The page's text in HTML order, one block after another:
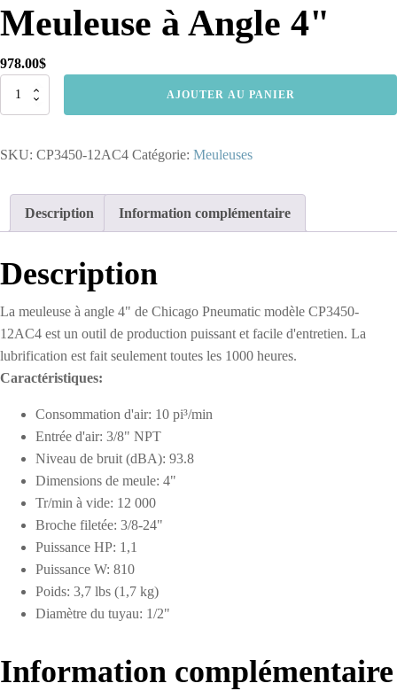
Meuleuse à Angle 4"
978.00$
quantité
-
AJOUTER AU PANIER
SKU: CP3450-12AC4 Catégorie: Meuleuses
Description Information complémentaire
Description
La meuleuse à angle 4" de Chicago Pneumatic modèle CP3450-
12AC4 est un outil de production puissant et facile d'entretien. La
lubrification est fait seulement toutes les 1000 heures.
Caractéristiques:
Consommation d'air: 10 pi³/min
Entrée d'air: 3/8" NPT
Niveau de bruit (dBA): 93.8
Dimensions de meule: 4"
Tr/min à vide: 12 000
Broche filetée: 3/8-24"
Puissance HP: 1,1
Puissance W: 810
Poids: 3,7 lbs (1,7 kg)
Diamètre du tuyau: 1/2"
Information complémentaire